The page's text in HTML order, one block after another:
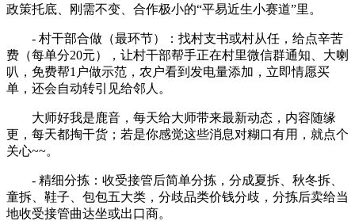
政策托底、刚需不变、合作极小的“平易近生小赛道”里。
- 村干部合做（最环节）：找村支书或村从任，给点辛苦
费（每单分20元），让村干部帮手正在村里微信群通知、大喇
叭，免费帮1户做示范，农户看到发电量添加，立即情愿买
单，还会自动转引见给邻人。
大师好我是鹿音，每天给大师带来最新动态，内容随缘
更，每天都掏干货；若是你感觉这些消息对糊口有用，就点个
关心~~。
- 精细分拣：收受接管后简单分拣，分成夏拆、秋冬拆、
童拆、鞋子、包包五大类，分歧品类价钱分歧，分拣后卖给当
地收受接管曲达坐或出口商。